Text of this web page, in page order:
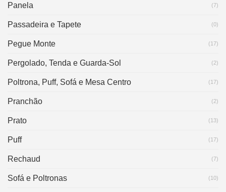
Panela (7)
Passadeira e Tapete (0)
Pegue Monte (17)
Pergolado, Tenda e Guarda-Sol (2)
Poltrona, Puff, Sofá e Mesa Centro (17)
Pranchão (2)
Prato (13)
Puff (17)
Rechaud (7)
Sofá e Poltronas (10)